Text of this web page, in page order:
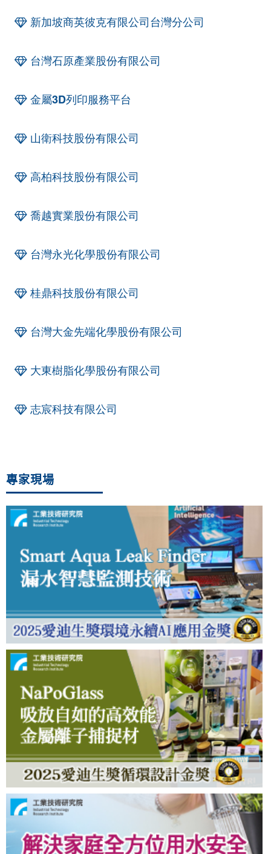
新加坡商英彼克有限公司台灣分公司
台灣石原產業股份有限公司
金屬3D列印服務平台
山衛科技股份有限公司
高柏科技股份有限公司
喬越實業股份有限公司
台灣永光化學股份有限公司
桂鼎科技股份有限公司
台灣大金先端化學股份有限公司
大東樹脂化學股份有限公司
志宸科技有限公司
專家現場